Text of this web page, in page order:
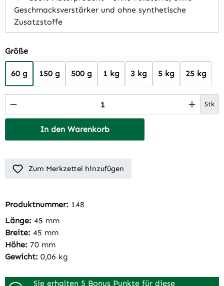
Geschmacksverstärker und ohne synthetische
Zusatzstoffe
Größeauswählen
60 g 150 g 500 g 1 kg 3 kg 5 kg 25 kg
Produkt Anzahl: Gib den gewünschten Stk
In den Warenkorb
Zum Merkzettel hinzufügen
Produktnummer: 148
Länge: 45 mm
Breite: 45 mm
Höhe: 70 mm
Gewicht: 0,06 kg
Sie erhalten 5 Bonus Punkte für diese